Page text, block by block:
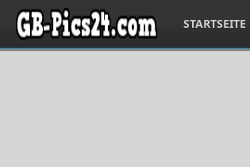
STARTSEITE